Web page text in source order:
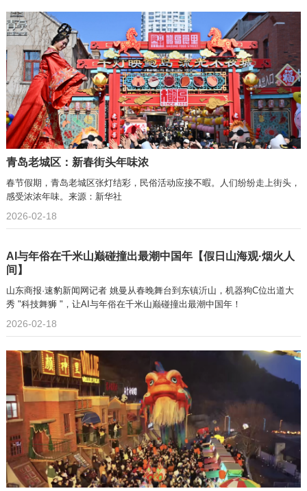
青岛老城区：新春街头年味浓
春节假期，青岛老城区张灯结彩，民俗活动应接不暇。人们纷纷走上街头，
感受浓浓年味。来源：新华社
2026-02-18
AI与年俗在千米山巅碰撞出最潮中国年【假日山海观·烟火人
间】
山东商报·速豹新闻网记者 姚曼从春晚舞台到东镇沂山，机器狗C位出道大
秀 "科技舞狮 "，让AI与年俗在千米山巅碰撞出最潮中国年！
2026-02-18